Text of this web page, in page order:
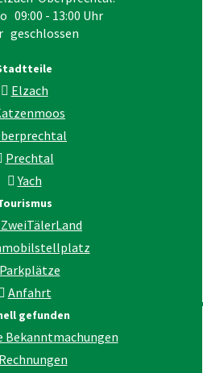
09:00 - 13:00 Uhr
geschlossen
Elzach
Prechtal
Yach
Parkplätze
Anfahrt
gefunden
Bekanntmachungen